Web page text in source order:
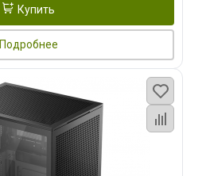
Купить
Подробнее